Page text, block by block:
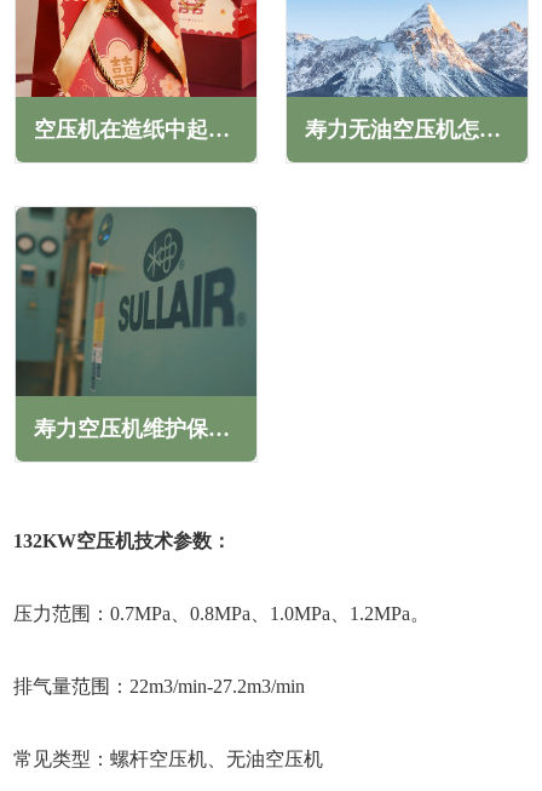
空压机在造纸中起到什么作用(无油空压机在包装纸制造中的应用) 寿力无油空压机怎么保养(寿力无油空压机保养技巧)
寿力空压机维护保养内容(寿力空压机维护保养注意事项)
132KW空压机技术参数：
压力范围：0.7MPa、0.8MPa、1.0MPa、1.2MPa。
排气量范围：22m3/min-27.2m3/min
常见类型：螺杆空压机、无油空压机